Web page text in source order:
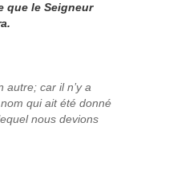
que le Seigneur
autre; car il n’y a
qui ait été donné
nous devions